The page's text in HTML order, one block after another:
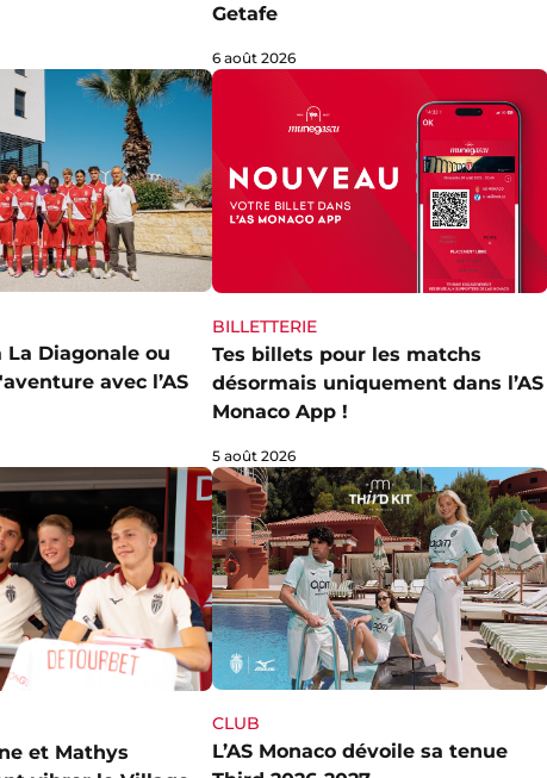
Getafe
6 août 2026
Diagonale ou
avec l’AS
BILLETTERIE
Tes billets pour les matchs
désormais uniquement dans l’AS
Monaco App !
5 août 2026
et Mathys
CLUB
L’AS Monaco dévoile sa tenue